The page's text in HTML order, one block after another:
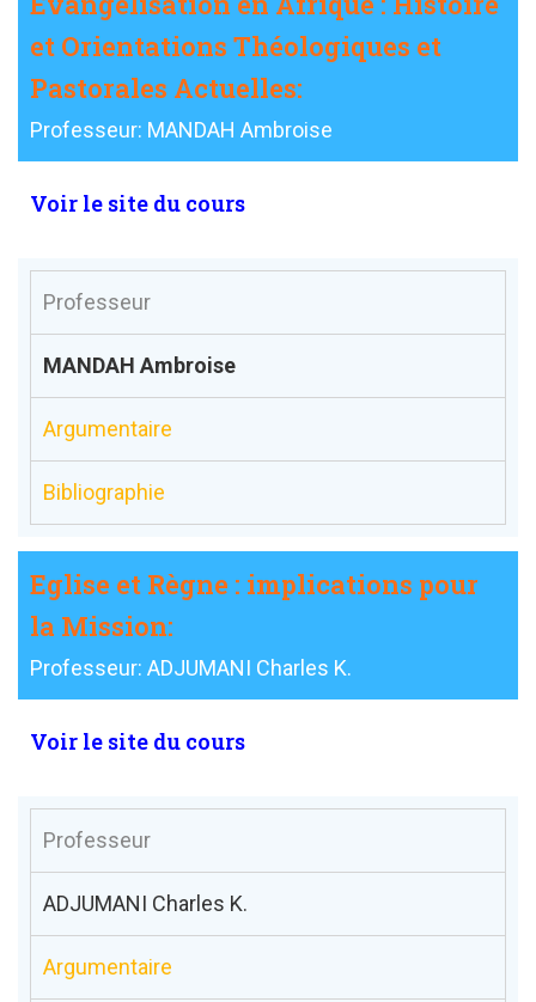
et Orientations Théologiques et
Pastorales Actuelles:
Professeur: MANDAH Ambroise
Voir le site du cours
Professeur
MANDAH Ambroise
Argumentaire
Bibliographie
Eglise et Règne : implications pour
la Mission:
Professeur: ADJUMANI Charles K.
Voir le site du cours
Professeur
ADJUMANI Charles K.
Argumentaire